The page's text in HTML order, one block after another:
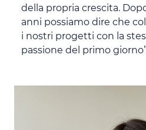
della propria crescita.
anni possiamo dire che
i nostri progetti con la
passione del primo